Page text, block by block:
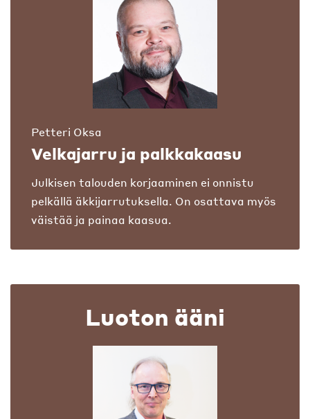
Petteri Oksa
Velkajarru ja palkkakaasu
Julkisen talouden korjaaminen ei onnistu
pelkällä äkkijarrutuksella. On osattava myös
väistää ja painaa kaasua.
Luoton ääni